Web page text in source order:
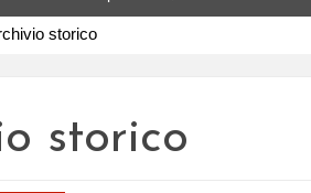
storico
storico